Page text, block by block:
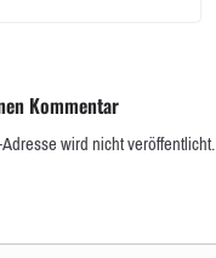
Kommentar
wird nicht veröffentlicht.